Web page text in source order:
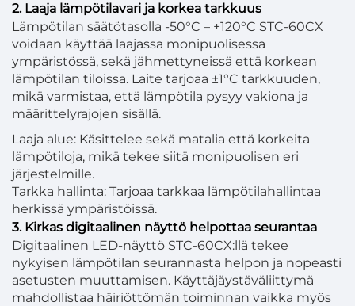
2. Laaja lämpötilavari ja korkea tarkkuus
Lämpötilan säätötasolla -50°C – +120°C STC-60CX
voidaan käyttää laajassa monipuolisessa
ympäristössä, sekä jähmettyneissä että korkean
lämpötilan tiloissa. Laite tarjoaa ±1°C tarkkuuden,
mikä varmistaa, että lämpötila pysyy vakiona ja
määrittelyrajojen sisällä.
Laaja alue: Käsittelee sekä matalia että korkeita
lämpötiloja, mikä tekee siitä monipuolisen eri
järjestelmille.
Tarkka hallinta: Tarjoaa tarkkaa lämpötilahallintaa
herkissä ympäristöissä.
3. Kirkas digitaalinen näyttö helpottaa seurantaa
Digitaalinen LED-näyttö STC-60CX:llä tekee
nykyisen lämpötilan seurannasta helpon ja nopeasti
asetusten muuttamisen. Käyttäjäystäväliittymä
mahdollistaa häiriöttömän toiminnan vaikka myös